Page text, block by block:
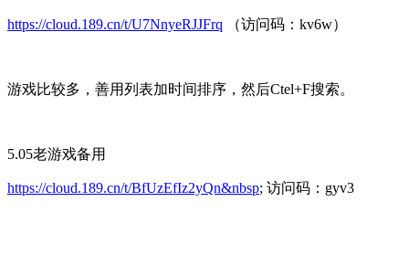
https://cloud.189.cn/t/U7NnyeRJJFrq （访问码：kv6w）
游戏比较多，善用列表加时间排序，然后Ctel+F搜索。
5.05老游戏备用
https://cloud.189.cn/t/BfUzEfIz2yQn&nbsp; 访问码：gyv3